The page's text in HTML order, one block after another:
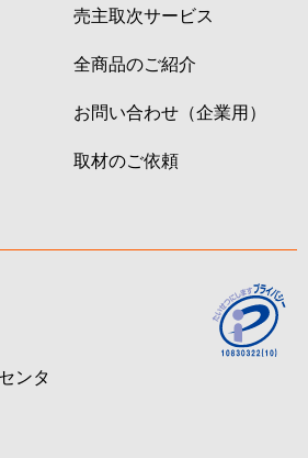
売主取次サービス
全商品のご紹介
お問い合わせ（企業用）
取材のご依頼
ンタ